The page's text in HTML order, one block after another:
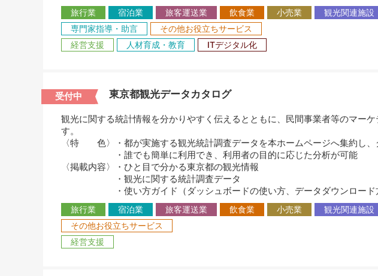
旅行業 宿泊業 旅客運送業 飲食業 小売業 観光関連施設
専門家指導・助言
その他お役立ちサービス
経営支援
人材育成・教育 ITデジタル化
東京都観光データカタログ
受付中
観光に関する統計情報を分かりやすく伝えるとともに、民間事業者等のマー
す。
〈特 色〉・都が実施する観光統計調査データを本ホームページへ集約し、
・誰でも簡単に利用でき、利用者の目的に応じた分析が可能
〈掲載内容〉・ひと目で分かる東京都の観光情報
・観光に関する統計調査データ
・使い方ガイド（ダッシュボードの使い方、データダウンロード
旅行業 宿泊業 旅客運送業 飲食業 小売業 観光関連施設
その他お役立ちサービス
経営支援